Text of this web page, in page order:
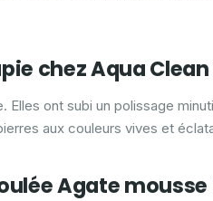
chez Aqua
ont subi un polissage
aux couleurs vives et
Agate mousse